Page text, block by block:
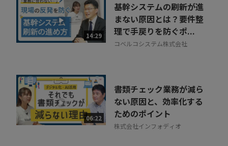
14:29
基幹システムの刷新が進
まない原因とは？要件整
理で手戻りを防ぐポ...
コベルコシステム株式会社
06:22
書類チェック業務が減ら
ない原因と、効率化する
ためのポイント
株式会社インフォディオ